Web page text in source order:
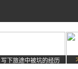
写下旅途中被坑的经历